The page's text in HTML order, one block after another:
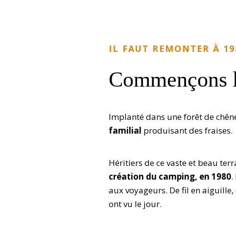
IL FAUT REMONTER À
Implanté dans une forêt de
familial produisant des fraises.
Héritiers de ce vaste et beau
création du camping, en 1980.
aux voyageurs. De fil en
ont vu le jour.